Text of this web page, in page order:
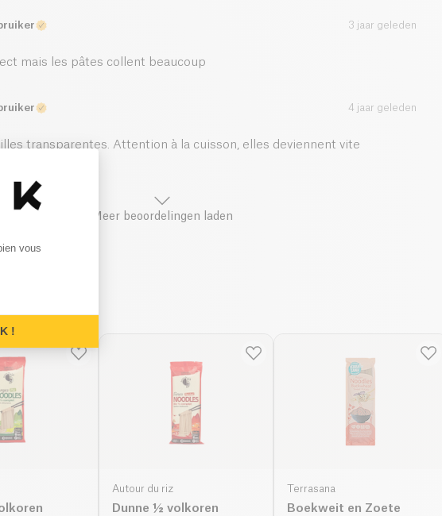
3 jaar geleden
mais les pâtes collent beaucoup
4 jaar geleden
transparentes. Attention à la cuisson, elles deviennent vite
Meer beoordelingen laden
Autour du riz
Dunne ½ volkoren
Terrasana
Boekweit en Zoete
Personalize Your Options
vous
!